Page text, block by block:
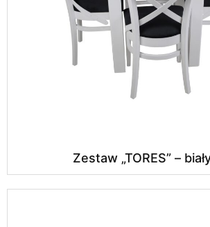
Zestaw „TORES” –